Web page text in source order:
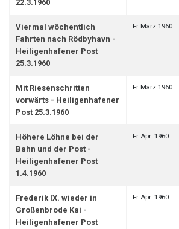
22.3.1960
Viermal wöchentlich
Fahrten nach Rödbyhavn -
Heiligenhafener Post
25.3.1960
Fr März 1960
Mit Riesenschritten
vorwärts - Heiligenhafener
Post 25.3.1960
Fr März 1960
Höhere Löhne bei der
Bahn und der Post -
Heiligenhafener Post
1.4.1960
Fr Apr. 1960
Frederik IX. wieder in
Großenbrode Kai -
Heiligenhafener Post
Fr Apr. 1960